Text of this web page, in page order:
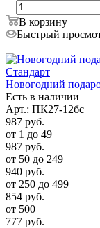
В корзину
Быстрый
Новогодний
Есть в наличии
Арт.: ПК27-12бс
987 руб.
от 1 до 49
987 руб.
от 50 до 249
940 руб.
от 250 до 499
854 руб.
от 500
777 руб.